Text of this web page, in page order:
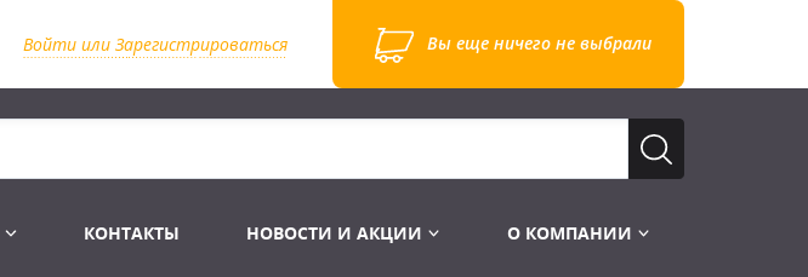
Войти или Зарегистрироваться Вы еще ничего не выбрали
КОНТАКТЫ НОВОСТИ И АКЦИИ О КОМПАНИИ